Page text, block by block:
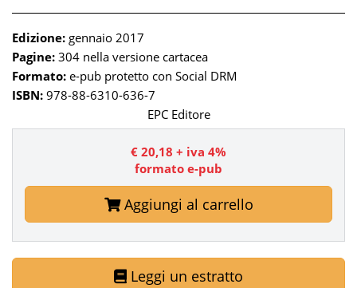
Edizione: gennaio 2017
Pagine: 304 nella versione cartacea
Formato: e-pub protetto con Social DRM
ISBN: 978-88-6310-636-7
EPC Editore
€ 20,18 + iva 4%
formato e-pub
Aggiungi al carrello
Leggi un estratto